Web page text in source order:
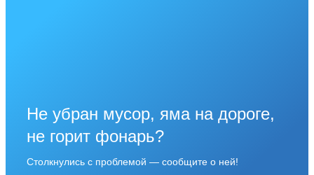
Не убран мусор, яма на дороге,
не горит фонарь?
Столкнулись с проблемой — сообщите о ней!